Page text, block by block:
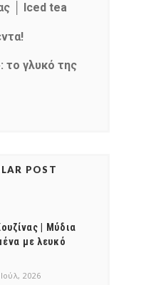
│ Iced tea
το γλυκό της
POST
| Μύδια
με λευκό
2026